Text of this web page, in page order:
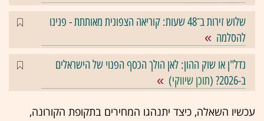
שלוש זירות ב־48 שעות: קוריאה הצפונית מאותתת - פנינו
להסלמה
נדל"ן או שוק ההון: לאן הולך הכסף הפנוי של הישראלים
ב-2026? (
תוכן שיווקי)
עכשיו השאלה, כיצד יתנהגו המחירים בתקופת הקורונה,